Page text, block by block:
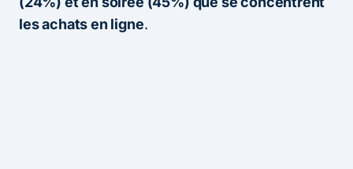
les achats en ligne.